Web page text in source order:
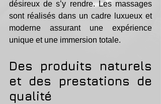
désireux de s’y rendre. Les massages
sont réalisés dans un cadre luxueux et
moderne assurant une expérience
unique et une immersion totale.
Des produits naturels
et des prestations de
qualité